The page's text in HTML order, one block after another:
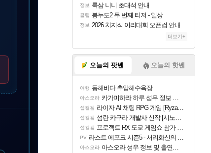
정보 룩삼 니니 초대석 안내
클립 봉누도2 두 번째 티저 - 일상
정보 2026 치지직 이리대회 오픈컵 안내
더보기+
오늘의 팟벤 오늘의 핫벤
여행 동해바다 추암해수욕장
아스오라 카가미하라 하루 성우 정보 및 주요 필모
섭컬겜 라이자 AI 채팅 RPG 게임 [RyzaChat: AI] 공개
섭컬겜 섬란 카구라 개발사 신작 [시노비 넥서스] 연내 출시 예정
섭컬겜 프로젝트 RX 도쿄 게임쇼 참가 결정
PV 라스트 에포크 시즌5 - 서리화신의 분노 티저
아스오라 아스오라 성우 정보 및 출연작 모음